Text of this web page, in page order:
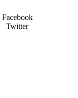
Facebook
Twitter